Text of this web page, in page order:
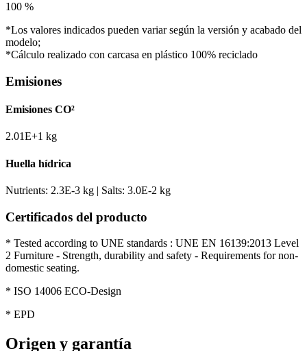
100 %
*Los valores indicados pueden variar según la versión y acabado del
modelo;
*Cálculo realizado con carcasa en plástico 100% reciclado
Emisiones
Emisiones CO²
2.01E+1 kg
Huella hídrica
Nutrients: 2.3E-3 kg | Salts: 3.0E-2 kg
Certificados del producto
* Tested according to UNE standards : UNE EN 16139:2013 Level
2 Furniture - Strength, durability and safety - Requirements for non-
domestic seating.
* ISO 14006 ECO-Design
* EPD
Origen y garantía